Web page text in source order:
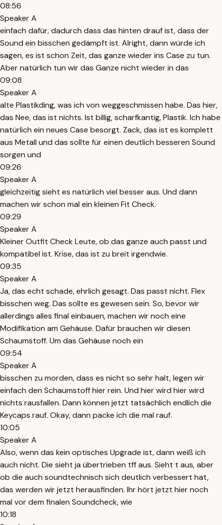
08:56
Speaker A
einfach dafür, dadurch dass das hinten drauf ist, dass der
Sound ein bisschen gedämpft ist. Alright, dann würde ich
sagen, es ist schon Zeit, das ganze wieder ins Case zu tun.
Aber natürlich tun wir das Ganze nicht wieder in das
09:08
Speaker A
alte Plastikding, was ich von weggeschmissen habe. Das hier,
das Nee, das ist nichts. Ist billig, scharfkantig, Plastik. Ich habe
natürlich ein neues Case besorgt. Zack, das ist es komplett
aus Metall und das sollte für einen deutlich besseren Sound
sorgen und
09:26
Speaker A
gleichzeitig sieht es natürlich viel besser aus. Und dann
machen wir schon mal ein kleinen Fit Check.
09:29
Speaker A
Kleiner Outfit Check Leute, ob das ganze auch passt und
kompatibel ist. Krise, das ist zu breit irgendwie.
09:35
Speaker A
Ja, das echt schade, ehrlich gesagt. Das passt nicht. Flex
bisschen weg. Das sollte es gewesen sein. So, bevor wir
allerdings alles final einbauen, machen wir noch eine
Modifikation am Gehäuse. Dafür brauchen wir diesen
Schaumstoff. Um das Gehäuse noch ein
09:54
Speaker A
bisschen zu morden, dass es nicht so sehr halt, legen wir
einfach den Schaumstoff hier rein. Und hier wird hier wird
nichts rausfallen. Dann können jetzt tatsächlich endlich die
Keycaps rauf. Okay, dann packe ich die mal rauf.
10:05
Speaker A
Also, wenn das kein optisches Upgrade ist, dann weiß ich
auch nicht. Die sieht ja übertrieben tff aus. Sieht t aus, aber
ob die auch soundtechnisch sich deutlich verbessert hat,
das werden wir jetzt herausfinden. Ihr hört jetzt hier noch
mal vor dem finalen Soundcheck, wie
10:18